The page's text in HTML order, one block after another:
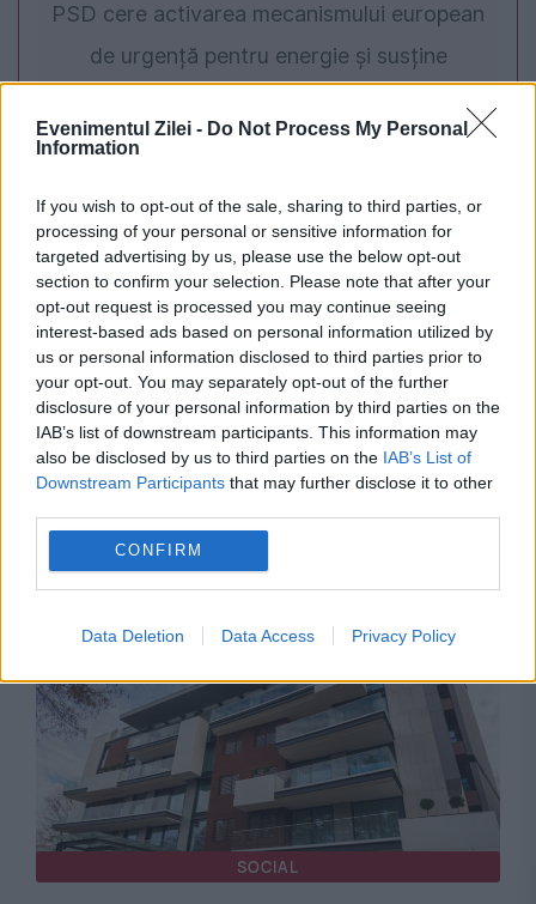
Evenimentul Zilei - Do Not Process My Personal
Information
If you wish to opt-out of the sale, sharing to third parties, or
processing of your personal or sensitive information for
targeted advertising by us, please use the below opt-out
section to confirm your selection. Please note that after your
opt-out request is processed you may continue seeing
interest-based ads based on personal information utilized by
us or personal information disclosed to third parties prior to
your opt-out. You may separately opt-out of the further
disclosure of your personal information by third parties on the
IAB’s list of downstream participants. This information may
also be disclosed by us to third parties on the IAB’s List of
Downstream Participants that may further disclose it to other
CONFIRM
Data Deletion Data Access Privacy Policy
PSD cere activarea mecanismului european
de urgență pentru energie și susține
adresa lui Bolojan
INTERNATIONAL
Descoperire macabră la o casă funerară din
Chicago. Au fost găsite peste 50 de cadavre
aflate în stare de descompunere
SOCIAL